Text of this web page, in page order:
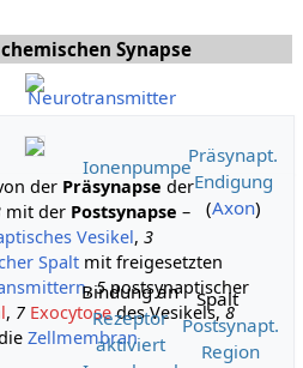
Synapse
Ionenpumpe
Bindung an
Rezeptor
aktiviert
Neurotransmitter
Präsynapt.
Endigung
(Axon)
Spalt
Postsynapt.
Region
der Präsynapse der
mit der Postsynapse –
Vesikel,3
Spalt mit freigesetzten
,5postsynaptischer
, 7 Exocytosedes Vesikels,8
Zellmembran